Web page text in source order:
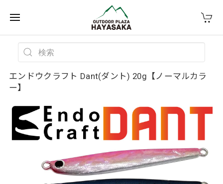
エンドウクラフト Dant(ダント) 20g【ノーマルカラ
ー】